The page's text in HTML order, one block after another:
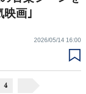
画｣
2026/05/14 16:00
4